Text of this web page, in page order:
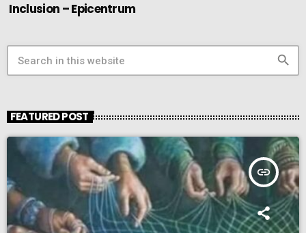
Inclusion – Epicentrum
search
FEATURED POST
insert_link